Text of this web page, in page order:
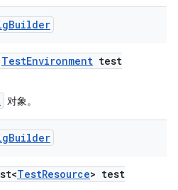
Builder
TestEnvironment test
对象。
Builder
TestResource> test